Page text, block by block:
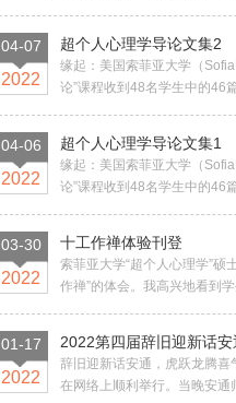
04-07
2022
超个人心理学导论文集2
缘起：美国索菲亚大学（
论”课程收到48名学生中的46
04-06
2022
超个人心理学导论文集1
缘起：美国索菲亚大学（
论”课程收到48名学生中的46
03-30
2022
十工作禅体验刊登
索菲亚大学“超个人心理学”硕
作禅”的体会。我高兴地看到
01-17
2022
2022第四届辞旧迎新话安
辞旧迎新话安通，虎跃龙腾
在网络上顺利举行。当晚安